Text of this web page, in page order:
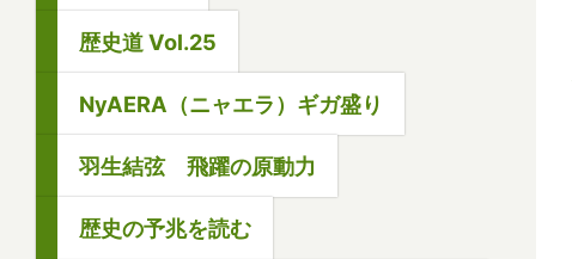
歴史道 Vol.25
NyAERA（ニャエラ）ギガ盛り
羽生結弦 飛躍の原動力
歴史の予兆を読む